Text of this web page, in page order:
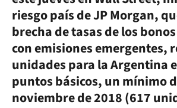
riesgo país de JP Morgan,
brecha de tasas de los
con emisiones emergentes,
unidades para la Argentina
puntos básicos, un mínimo
noviembre de 2018 (617